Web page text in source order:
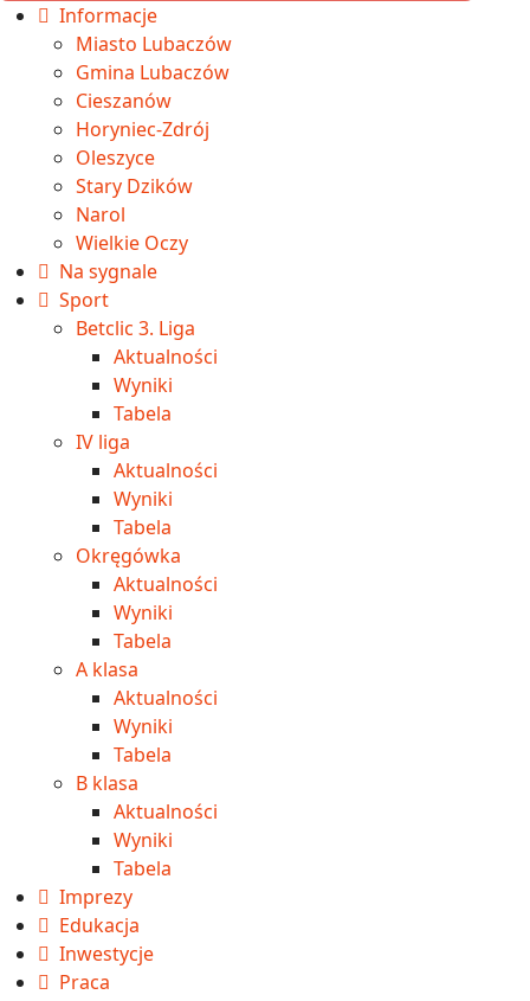
Informacje
Miasto Lubaczów
Gmina Lubaczów
Cieszanów
Horyniec-Zdrój
Oleszyce
Stary Dzików
Narol
Wielkie Oczy
Na sygnale
Sport
Betclic 3. Liga
Aktualności
Wyniki
Tabela
IV liga
Aktualności
Wyniki
Tabela
Okręgówka
Aktualności
Wyniki
Tabela
A klasa
Aktualności
Wyniki
Tabela
B klasa
Aktualności
Wyniki
Tabela
Imprezy
Edukacja
Inwestycje
Praca